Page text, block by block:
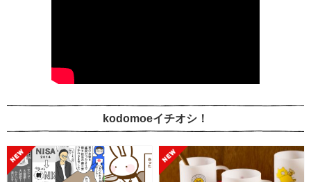
kodomoeイチオシ！